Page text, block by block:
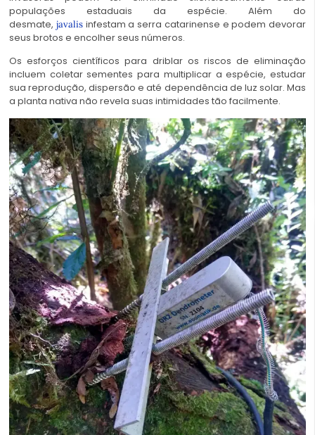
populações estaduais da espécie. Além do
desmate, javalisinfestam a serra catarinense e podem devorar
seus brotos e encolher seus números.
Os esforços científicos para driblar os riscos de eliminação
incluem coletar sementes para multiplicar a espécie, estudar
sua reprodução, dispersão e até dependência de luz solar. Mas
a planta nativa não revela suas intimidades tão facilmente.